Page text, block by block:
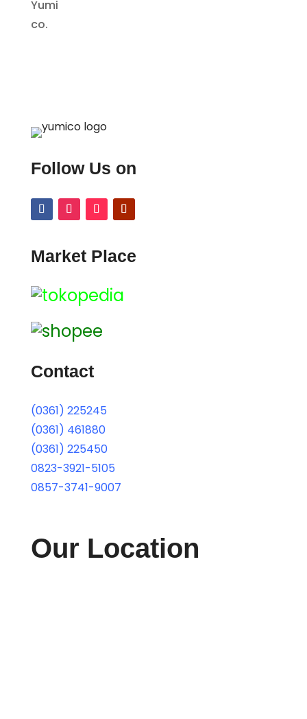
Follow Us on
Market Place
Contact
(0361) 225245
(0361) 461880
(0361) 225450
0823-3921-5105
0857-3741-9007
Our Location